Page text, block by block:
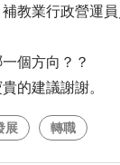
教業行政營運
個方向？？
的建議謝謝。
展 轉職